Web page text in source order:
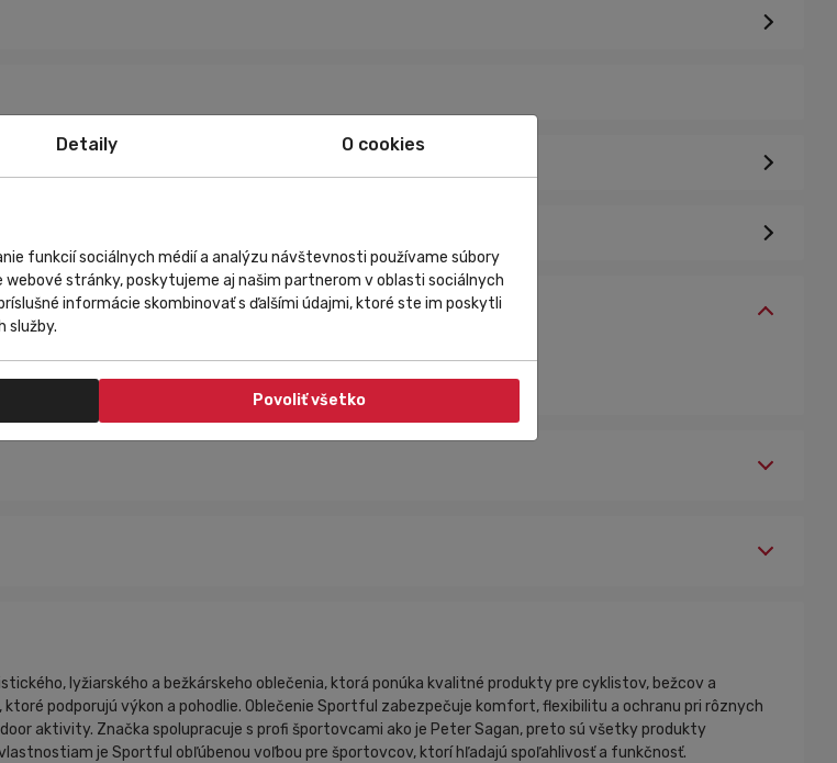
lyžiarského a bežkárskeho oblečenia, ktorá ponúka kvalitné produkty pre cyklistov, bežcov a
podporujú výkon a pohodlie. Oblečenie Sportful zabezpečuje komfort, flexibilitu a ochranu pri rôznych
aktivity. Značka spolupracuje s profi športovcami ako je Peter Sagan, preto sú všetky produkty
je Sportful obľúbenou voľbou pre športovcov, ktorí hľadajú spoľahlivosť a funkčnosť.
Detaily O cookies
funkcií sociálnych médií a analýzu návštevnosti používame súbory
stránky, poskytujeme aj našim partnerom v oblasti sociálnych
informácie skombinovať s ďalšími údajmi, ktoré ste im poskytli
služby.
Povoliť všetko